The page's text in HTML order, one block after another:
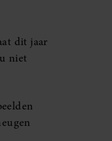
dit jaar
niet